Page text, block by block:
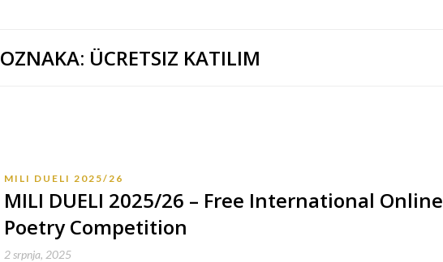
OZNAKA: ÜCRETSIZ KATILIM
MILI DUELI 2025/26
MILI DUELI 2025/26 – Free International Online
Poetry Competition
2 srpnja, 2025